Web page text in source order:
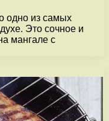
одно из самых
Это сочное и
мангале с